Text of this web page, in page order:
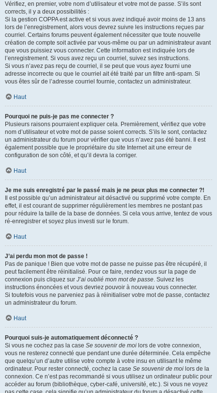
Vérifiez, en premier, votre nom d’utilisateur et votre mot de passe. S’ils sont
corrects, il y a deux possibilités :
Si la gestion COPPA est active et si vous avez indiqué avoir moins de 13 ans
lors de l’enregistrement, alors vous devrez suivre les instructions reçues par
courriel. Certains forums peuvent également nécessiter que toute nouvelle
création de compte soit activée par vous-même ou par un administrateur avant
que vous puissiez vous connecter. Cette information est indiquée lors de
l’enregistrement. Si vous avez reçu un courriel, suivez ses instructions.
Si vous n’avez pas reçu de courriel, il se peut que vous ayez fourni une
adresse incorrecte ou que le courriel ait été traité par un filtre anti-spam. Si
vous êtes sûr de l’adresse courriel fournie, contactez un administrateur.
Haut
Pourquoi ne puis-je pas me connecter ?
Plusieurs raisons pourraient expliquer cela. Premièrement, vérifiez que votre
nom d’utilisateur et votre mot de passe soient corrects. S’ils le sont, contactez
un administrateur du forum pour vérifier que vous n’avez pas été banni. Il est
également possible que le propriétaire du site Internet ait une erreur de
configuration de son côté, et qu’il devra la corriger.
Haut
Je me suis enregistré par le passé mais je ne peux plus me connecter ?!
Il est possible qu’un administrateur ait désactivé ou supprimé votre compte. En
effet, il est courant de supprimer régulièrement les membres ne postant pas
pour réduire la taille de la base de données. Si cela vous arrive, tentez de vous
ré-enregistrer et soyez plus investi sur le forum.
Haut
J’ai perdu mon mot de passe !
Pas de panique ! Bien que votre mot de passe ne puisse pas être récupéré, il
peut facilement être réinitialisé. Pour ce faire, rendez vous sur la page de
connexion puis cliquez sur J’ai oublié mon mot de passe. Suivez les
instructions énoncées et vous devriez pouvoir à nouveau vous connecter.
Si toutefois vous ne parveniez pas à réinitialiser votre mot de passe, contactez
un administrateur du forum.
Haut
Pourquoi suis-je automatiquement déconnecté ?
Si vous ne cochez pas la case Se souvenir de moi lors de votre connexion,
vous ne resterez connecté que pendant une durée déterminée. Cela empêche
que quelqu’un d’autre utilise votre compte à votre insu en utilisant le même
ordinateur. Pour rester connecté, cochez la case Se souvenir de moi lors de la
connexion. Ce n’est pas recommandé si vous utilisez un ordinateur public pour
accéder au forum (bibliothèque, cyber-café, université, etc.). Si vous ne voyez